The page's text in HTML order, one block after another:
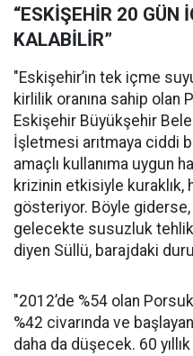
“ESKİŞEHİR 20 GÜN
KALABİLİR”
"Eskişehir’in tek içme
kirlilik oranına sahip olan
Eskişehir Büyükşehir
İşletmesi arıtmaya ciddi
amaçlı kullanıma uygun
krizinin etkisiyle kuraklık,
gösteriyor. Böyle giderse,
gelecekte susuzluk
diyen Süllü, barajdaki
"2012’de %54 olan Porsuk
%42 civarında ve
daha da düşecek. 60